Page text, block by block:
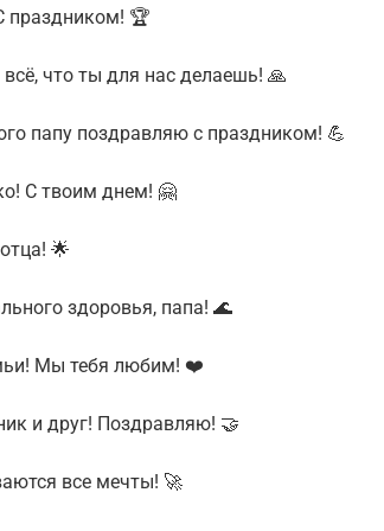
праздником! 🏆
что ты для нас делаешь! 🙏
папу поздравляю с праздником! 💪
С твоим днем! 🤗
🌟
здоровья, папа! 🌊
Мы тебя любим! ❤️
и друг! Поздравляю! 🤝
все мечты! 🚀